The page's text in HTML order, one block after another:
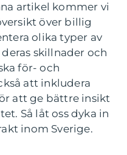
artikel kommer vi
över billig
olika typer av
skillnader och
för- och
att inkludera
att ge bättre insikt
Så låt oss dyka in
inom Sverige.